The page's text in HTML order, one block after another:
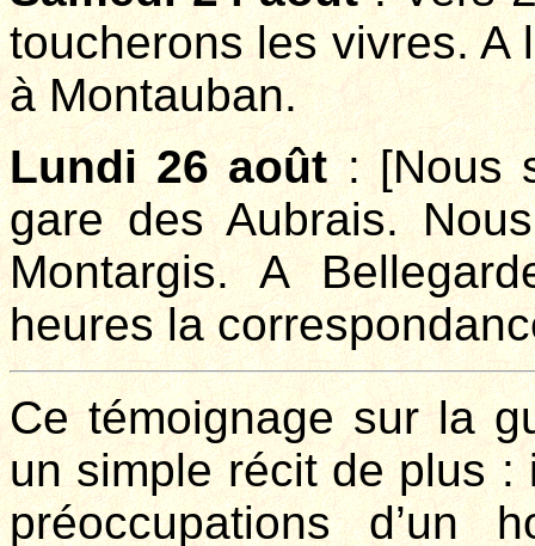
toucherons les vivres. A
à Montauban.
Lundi 26 août: [Nous
gare des Aubrais.
Montargis. A
heures la
Ce témoignage sur la
un simple récit de plus
préoccupations d’un